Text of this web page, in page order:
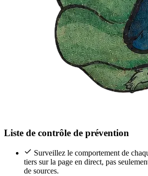
Liste de contrôle de prévention
Surveillez le comportement de
tiers sur la page en direct, pas
de sources.